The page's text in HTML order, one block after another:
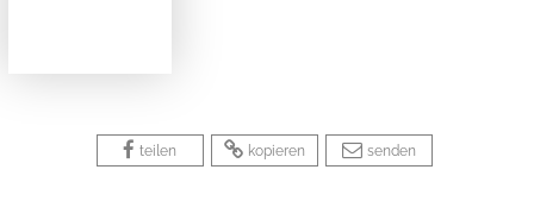
teilen kopieren senden